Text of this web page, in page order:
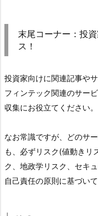
末尾コーナー：投
ス！
投資家向けに関連記事や
フィンテック関連のサー
収集にお役立てください。
なお常識ですが、どのサ
も、必ずリスク(値動きリ
ク、地政学リスク、セキ
自己責任の原則に基づい